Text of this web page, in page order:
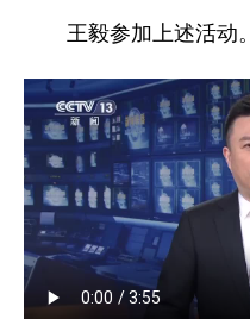
王毅参加上述活动。